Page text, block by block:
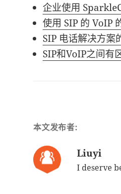
企业使用
使用 SIP 的 VoIP
SIP 电话解决方案
SIP和VoIP之间有
本文发布者:
Liuyi
I deserve